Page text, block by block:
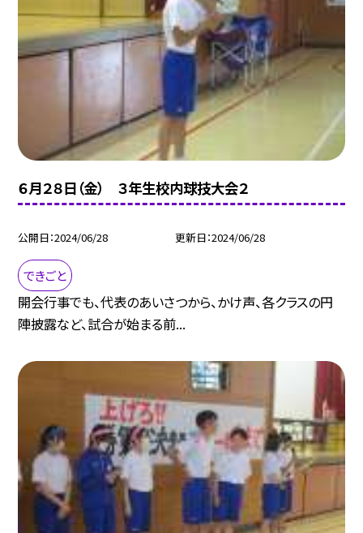
６月２８日（金） ３年生校内球技大会２
公開日 2024/06/28 更新日 2024/06/28
できごと
開会行事でも、代表のあいさつから、かけ声、各クラスの円
陣披露など、試合が始まる前...